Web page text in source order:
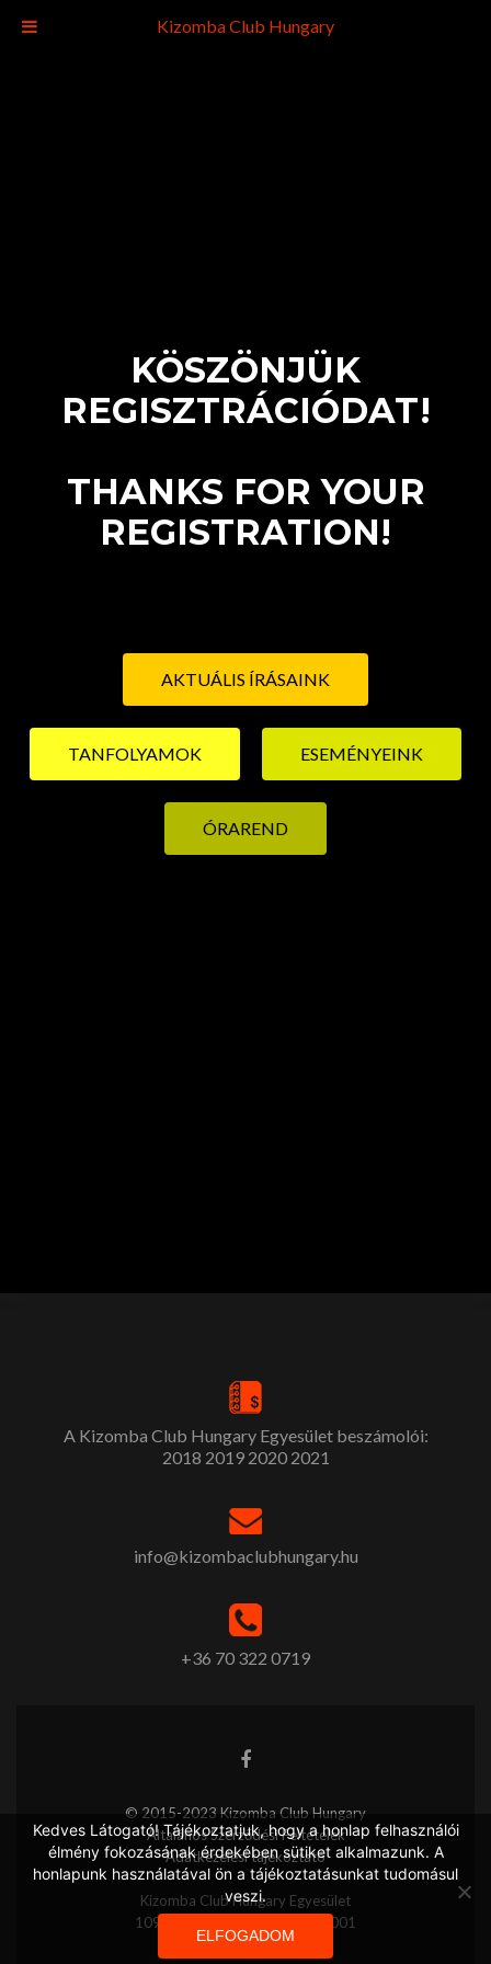
KÖSZÖNJÜK
REGISZTRÁCIÓDAT!
THANKS FOR YOUR
REGISTRATION!
AKTUÁLIS ÍRÁSAINK
TANFOLYAMOK ESEMÉNYEINK
ÓRAREND
A Kizomba Club Hungary Egyesület beszámolói:
2018 2019 2020 2021
info@kizombaclubhungary.hu
+36 70 322 0719
© 2015-2023 Kizomba Club Hungary
Általános Szerződési Feltételek
Adatkezelési tájékoztató
Kizomba Club Hungary Egyesület
10918001-00000102-31440001
Kedves Látogató! Tájékoztatjuk, hogy a honlap felhasználói
élmény fokozásának érdekében sütiket alkalmazunk. A
honlapunk használatával ön a tájékoztatásunkat tudomásul
veszi.
ELFOGADOM
Kizomba Club Hungary